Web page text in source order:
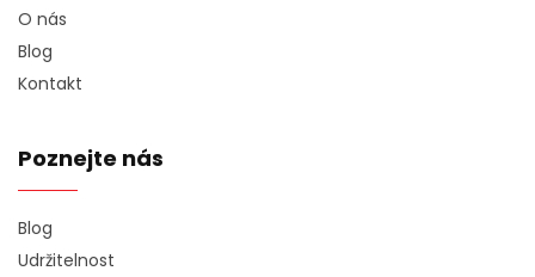
O nás
Blog
Kontakt
Poznejte nás
Blog
Udržitelnost